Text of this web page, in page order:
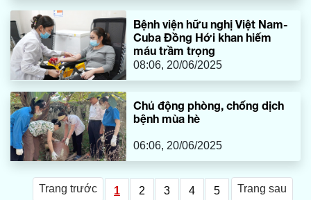
​Bệnh viện hữu nghị Việt Nam-
Cuba Đồng Hới khan hiếm
máu trầm trọng
08:06, 20/06/2025
Chủ động phòng, chống dịch
bệnh mùa hè
06:06, 20/06/2025
Trang trước 1 2 3 4 5 Trang sau